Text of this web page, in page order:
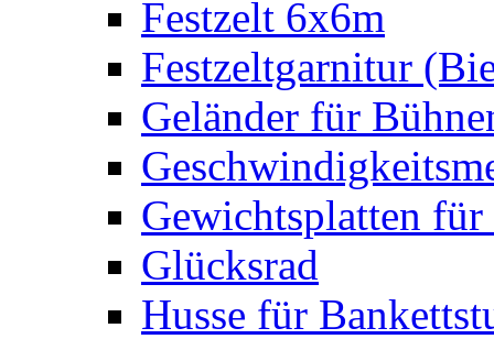
Festzelt 6x6m
Festzeltgarnitur
Geländer für
Gewichtsplatten für
Glücksrad
Husse für